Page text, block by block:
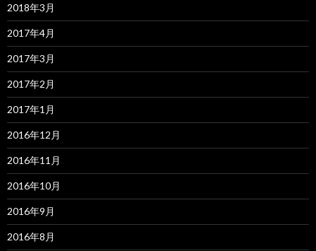
2018年3月
2017年4月
2017年3月
2017年2月
2017年1月
2016年12月
2016年11月
2016年10月
2016年9月
2016年8月